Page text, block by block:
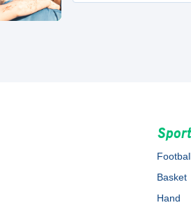
Basket
Hand